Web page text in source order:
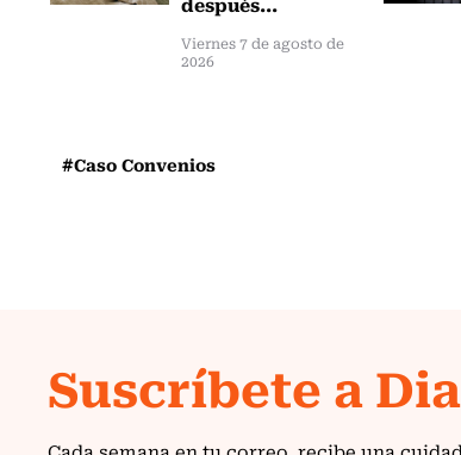
Viernes 7 de agosto de
2026
#Caso Convenios